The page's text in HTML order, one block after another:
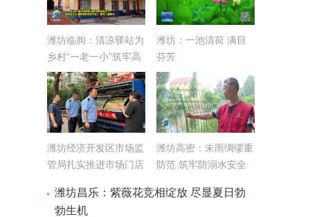
潍坊临朐：清凉驿站为
乡村“一老一小”筑牢高
温防护屏障
潍坊：一池清荷 满目
芬芳
潍坊经济开发区市场监
管局扎实推进市场门店
潍坊高密：未雨绸缪重
防范 筑牢防溺水安全
潍坊昌乐：紫薇花竞相绽放 尽显夏日勃
勃生机